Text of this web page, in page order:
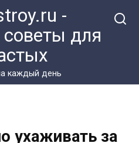
-
для
каждый день
ухаживать за